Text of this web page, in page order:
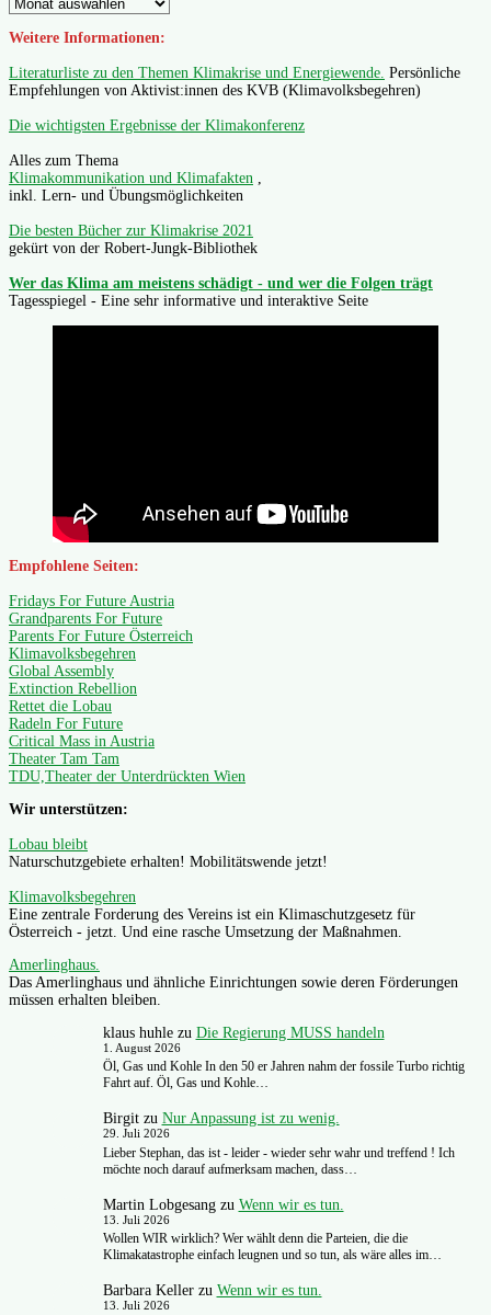
Weitere Informationen:
Literaturliste zu den Themen Klimakrise und Energiewende. Persönliche
Empfehlungen von Aktivist:innen des KVB (Klimavolksbegehren)
Die wichtigsten Ergebnisse der Klimakonferenz
Alles zum Thema
Klimakommunikation und Klimafakten
inkl. Lern- und Übungsmöglichkeiten
Die besten Bücher zur Klimakrise 2021
gekürt von der Robert-Jungk-Bibliothek
Wer das Klima am meistens schädigt - und wer die Folgen trägt
Tagesspiegel - Eine sehr informative und interaktive Seite
Empfohlene Seiten:
Fridays For Future Austria
Grandparents For Future
Parents For Future Österreich
Klimavolksbegehren
Global Assembly
Extinction Rebellion
Rettet die Lobau
Radeln For Future
Critical Mass in Austria
Theater Tam Tam
TDU,Theater der Unterdrückten Wien
Wir unterstützen:
Lobau bleibt
Naturschutzgebiete erhalten! Mobilitätswende jetzt!
Klimavolksbegehren
Eine zentrale Forderung des Vereins ist ein Klimaschutzgesetz für
Österreich - jetzt. Und eine rasche Umsetzung der Maßnahmen.
Amerlinghaus.
Das Amerlinghaus und ähnliche Einrichtungen sowie deren Förderungen
müssen erhalten bleiben.
klaus huhlezu Die Regierung MUSS handeln
1. August 2026
Öl, Gas und Kohle In den 50 er Jahren nahm der fossile Turbo richtig
Fahrt auf. Öl, Gas und Kohle…
Birgitzu Nur Anpassung ist zu wenig.
29. Juli 2026
Lieber Stephan, das ist - leider - wieder sehr wahr und treffend ! Ich
möchte noch darauf aufmerksam machen, dass…
Martin Lobgesangzu Wenn wir es tun.
13. Juli 2026
Wollen WIR wirklich? Wer wählt denn die Parteien, die die
Klimakatastrophe einfach leugnen und so tun, als wäre alles im…
Barbara Kellerzu Wenn wir es tun.
13. Juli 2026